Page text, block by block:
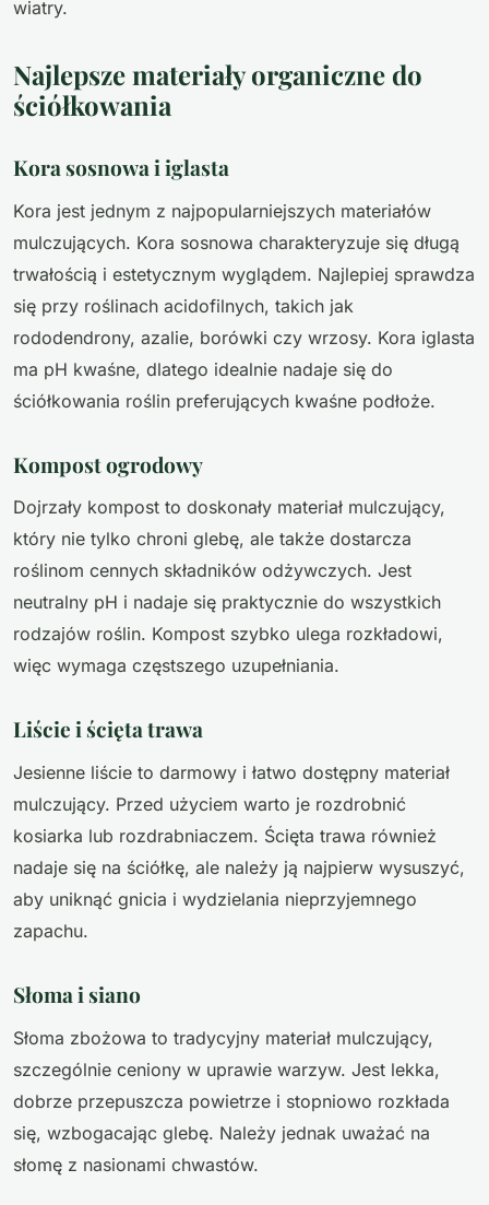
wiatry.
Najlepsze materiały organiczne do
ściółkowania
Kora sosnowa i iglasta
Kora jest jednym z najpopularniejszych materiałów
mulczujących. Kora sosnowa charakteryzuje się długą
trwałością i estetycznym wyglądem. Najlepiej sprawdza
się przy roślinach acidofilnych, takich jak
rododendrony, azalie, borówki czy wrzosy. Kora iglasta
ma pH kwaśne, dlatego idealnie nadaje się do
ściółkowania roślin preferujących kwaśne podłoże.
Kompost ogrodowy
Dojrzały kompost to doskonały materiał mulczujący,
który nie tylko chroni glebę, ale także dostarcza
roślinom cennych składników odżywczych. Jest
neutralny pH i nadaje się praktycznie do wszystkich
rodzajów roślin. Kompost szybko ulega rozkładowi,
więc wymaga częstszego uzupełniania.
Liście i ścięta trawa
Jesienne liście to darmowy i łatwo dostępny materiał
mulczujący. Przed użyciem warto je rozdrobnić
kosiarka lub rozdrabniaczem. Ścięta trawa również
nadaje się na ściółkę, ale należy ją najpierw wysuszyć,
aby uniknąć gnicia i wydzielania nieprzyjemnego
zapachu.
Słoma i siano
Słoma zbożowa to tradycyjny materiał mulczujący,
szczególnie ceniony w uprawie warzyw. Jest lekka,
dobrze przepuszcza powietrze i stopniowo rozkłada
się, wzbogacając glebę. Należy jednak uważać na
słomę z nasionami chwastów.